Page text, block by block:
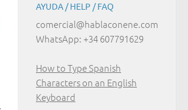
AYUDA / HELP / FAQ
comercial@hablaconene.com
WhatsApp: +34 607791629
How to Type Spanish
Characters on an English
Keyboard